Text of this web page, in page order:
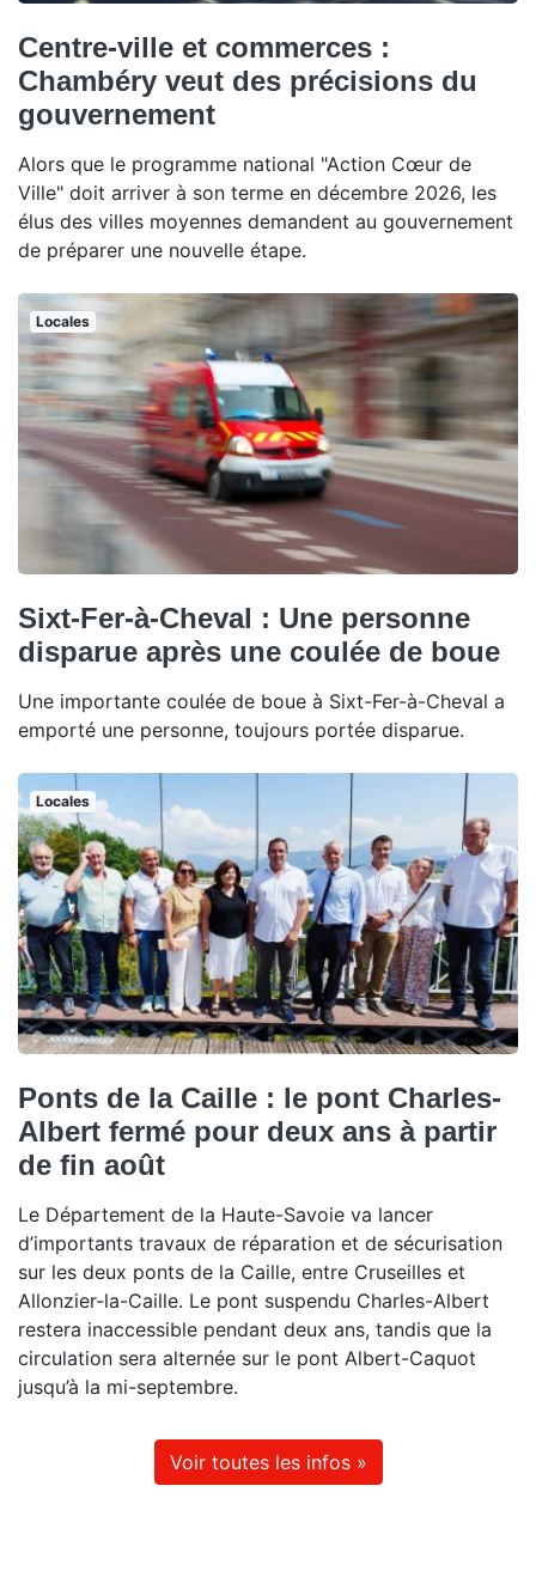
Centre-ville et commerces :
Chambéry veut des précisions du
gouvernement
Alors que le programme national "Action Cœur de
Ville" doit arriver à son terme en décembre 2026, les
élus des villes moyennes demandent au gouvernement
de préparer une nouvelle étape.
Locales
Sixt-Fer-à-Cheval : Une personne
disparue après une coulée de boue
Une importante coulée de boue à Sixt-Fer-à-Cheval a
emporté une personne, toujours portée disparue.
Locales
Ponts de la Caille : le pont Charles-
Albert fermé pour deux ans à partir
de fin août
Le Département de la Haute-Savoie va lancer
d’importants travaux de réparation et de sécurisation
sur les deux ponts de la Caille, entre Cruseilles et
Allonzier-la-Caille. Le pont suspendu Charles-Albert
restera inaccessible pendant deux ans, tandis que la
circulation sera alternée sur le pont Albert-Caquot
jusqu’à la mi-septembre.
Voir toutes les infos »